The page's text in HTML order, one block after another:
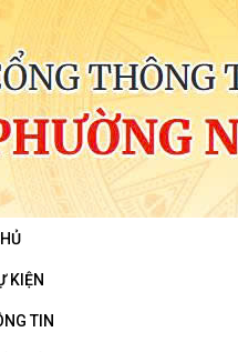
KIỆN
TIN